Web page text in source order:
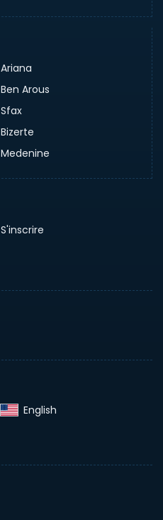
Ariana
Ben Arous
Sfax
Bizerte
Medenine
S'inscrire
English‎